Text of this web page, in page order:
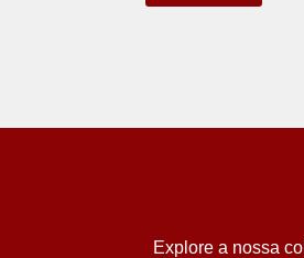
Explore a nossa